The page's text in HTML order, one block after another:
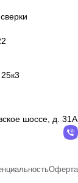
шоссе, д. 31А
Оферта